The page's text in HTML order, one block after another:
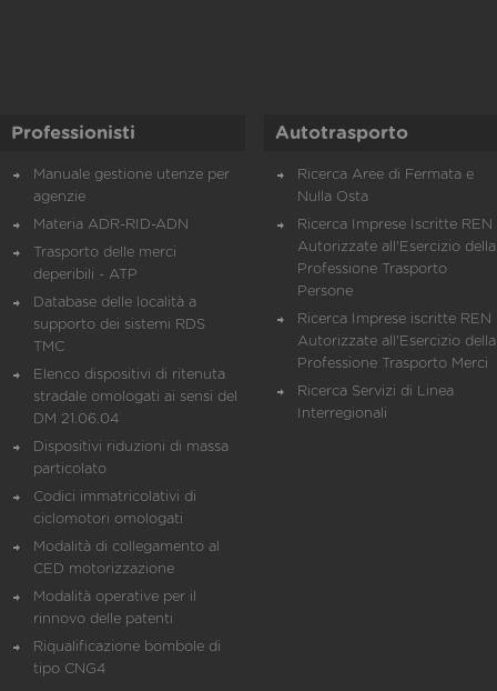
Professionisti
Manuale gestione utenze per
agenzie
Materia ADR-RID-ADN
Trasporto delle merci
deperibili - ATP
Database delle località a
supporto dei sistemi RDS
TMC
Elenco dispositivi di ritenuta
stradale omologati ai sensi del
DM 21.06.04
Dispositivi riduzioni di massa
particolato
Codici immatricolativi di
ciclomotori omologati
Modalità di collegamento al
CED motorizzazione
Modalità operative per il
rinnovo delle patenti
Riqualificazione bombole di
tipo CNG4
Autotrasporto
Ricerca Aree di Fermata e
Nulla Osta
Ricerca Imprese Iscritte REN
Autorizzate all'Esercizio della
Professione Trasporto
Persone
Ricerca Imprese iscritte REN
Autorizzate all'Esercizio della
Professione Trasporto Merci
Ricerca Servizi di Linea
Interregionali